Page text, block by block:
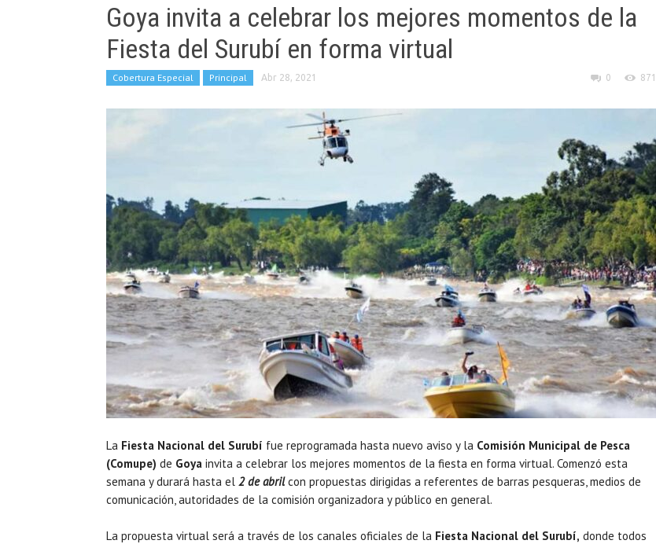
Goya invita a celebrar los mejores momentos de la
Fiesta del Surubí en forma virtual
Cobertura Especial Principal Abr 28, 2021 0 871
La Fiesta Nacional del Surubí fue reprogramada hasta nuevo aviso y la Comisión Municipal de Pesca
(Comupe) de Goya invita a celebrar los mejores momentos de la fiesta en forma virtual. Comenzó esta
semana y durará hasta el 2 de abrilcon propuestas dirigidas a referentes de barras pesqueras, medios de
comunicación, autoridades de la comisión organizadora y público en general.
La propuesta virtual será a través de los canales oficiales de la Fiesta Nacional del Surubí, donde todos